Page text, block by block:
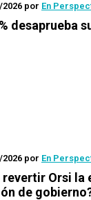
por En
desaprueba
por En
revertir Orsi la
de